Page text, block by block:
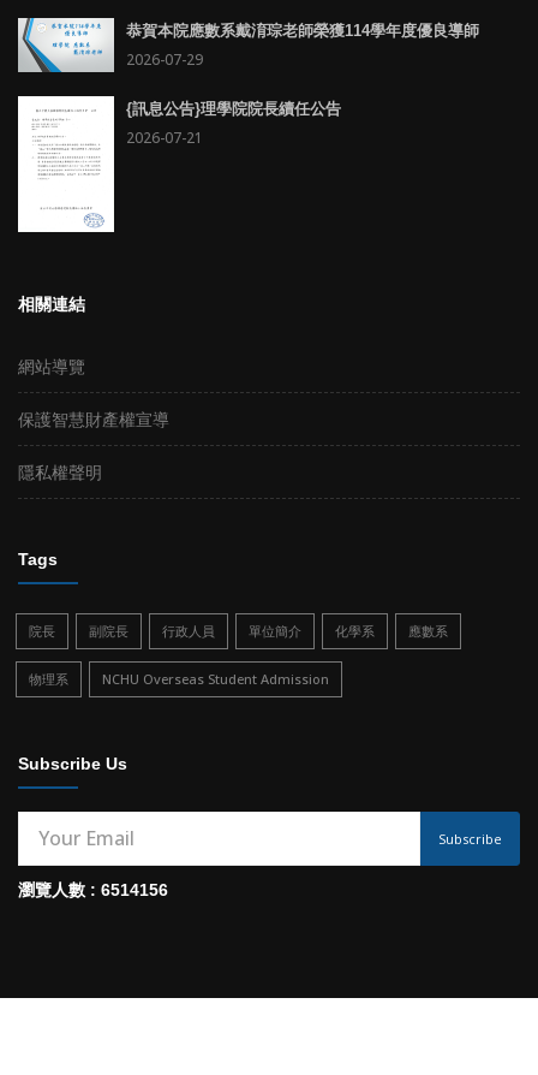
恭賀本院應數系戴淯琮老師榮獲114學年度優良導師
2026-07-29
{訊息公告}理學院院長續任公告
2026-07-21
相關連結
網站導覽
保護智慧財產權宣導
隱私權聲明
Tags
院長 副院長 行政人員 單位簡介 化學系 應數系
物理系 NCHU Overseas Student Admission
Subscribe Us
Subscribe
瀏覽人數 : 6514156